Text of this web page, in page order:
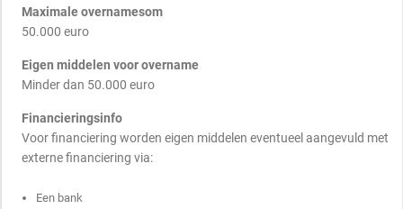
Maximale overnamesom
50.000 euro
Eigen middelen voor overname
Minder dan 50.000 euro
Financieringsinfo
Voor financiering worden eigen middelen eventueel aangevuld met
externe financiering via:
Een bank